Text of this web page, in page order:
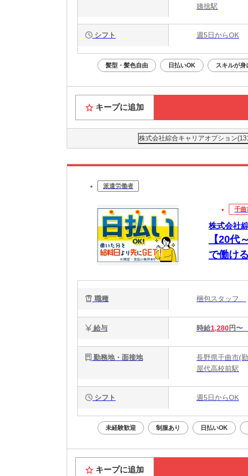
姨捨駅
シフト 週5日からOK
髪型・髪色自由 日払いOK スキルが身
キープに追加
株式会社綜合キャリアオプション
派遣労働者
千曲
株式会社
【20代
で働け
職種 梱包スタッフ
給与 時給1,280円〜
勤務地・面接地
長野県千曲市(
屋代高校前駅
シフト 週5日からOK
未経験歓迎 制服あり 日払いOK
キープに追加